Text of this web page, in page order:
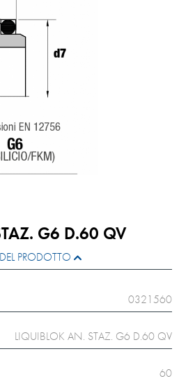
G6 D.60 QV
PRODOTTO
0321560
LIQUIBLOK AN. STAZ. G6 D.60 QV
60